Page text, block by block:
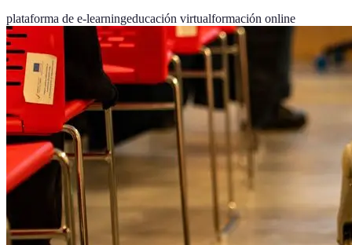
plataforma de e-learningeducación virtualformación online